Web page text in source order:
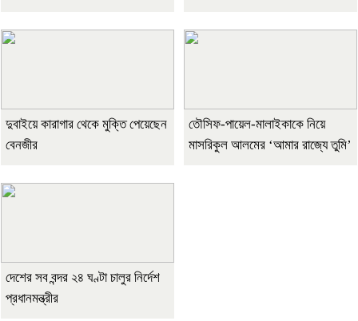
দুবাইয়ে কারাগার থেকে মুক্তি পেয়েছেন
বেনজীর
তৌসিফ-পায়েল-মালাইকাকে নিয়ে
মাসরিকুল আলমের ‘আমার রাজ্যে তুমি’
দেশের সব বন্দর ২৪ ঘণ্টা চালুর নির্দেশ
প্রধানমন্ত্রীর